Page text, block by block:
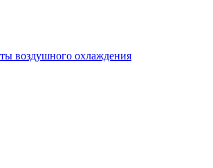
воздушного охлаждения